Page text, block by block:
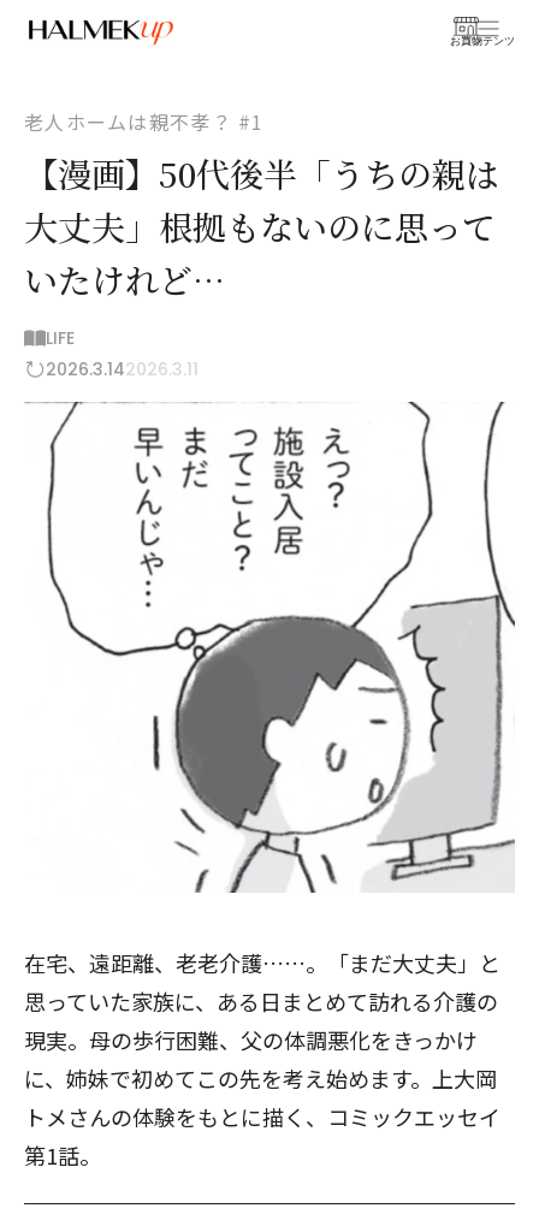
お買物
コンテンツ
老人ホームは親不孝？ #1
【漫画】50代後半「うちの親は
大丈夫」根拠もないのに思って
いたけれど…
LIFE
2026.3.142026.3.11
在宅、遠距離、老老介護……。「まだ大丈夫」と
思っていた家族に、ある日まとめて訪れる介護の
現実。母の歩行困難、父の体調悪化をきっかけ
に、姉妹で初めてこの先を考え始めます。上大岡
トメさんの体験をもとに描く、コミックエッセイ
第1話。